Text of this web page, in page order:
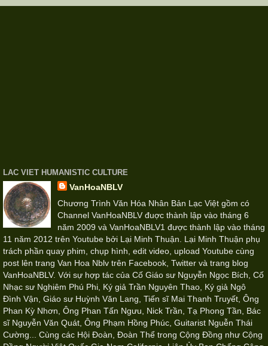
LAC VIET HUMANISTIC CULTURE
VanHoaNBLV
Chương Trình Văn Hóa Nhân Bản Lạc Việt gồm có
Channel VanHoaNBLV đuợc thành lập vào tháng 6
năm 2009 và VanHoaNBLV1 được thành lập vào tháng
11 năm 2012 trên Youtube bởi Lại Minh Thuận. Lại Minh Thuận phụ
trách phần quay phim, chụp hình, edit video, upload Youtube cùng
post lên trang Van Hoa Nblv trên Facebook, Twitter và trang blog
VanHoaNBLV. Với sự hợp tác của Cố Giáo sư Nguyễn Ngọc Bích, Cố
Nhạc sư Nghiêm Phú Phi, Ký giả Trần Nguyên Thao, Ký giả Ngô
Đình Vận, Giáo sư Huỳnh Văn Lang, Tiến sĩ Mai Thanh Truyết, Ông
Phan Kỳ Nhơn, Ông Phan Tấn Ngưu, Nick Trần, Tạ Phong Tần, Bác
sĩ Nguyễn Văn Quát, Ông Phạm Hồng Phúc, Guitarist Nguễn Thái
Cường... Cùng các Hội Đoàn, Đoàn Thể trong Cộng Đồng như Cộng